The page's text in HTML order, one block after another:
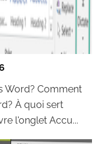
Word? Comment
À quoi sert
l'onglet Accu...